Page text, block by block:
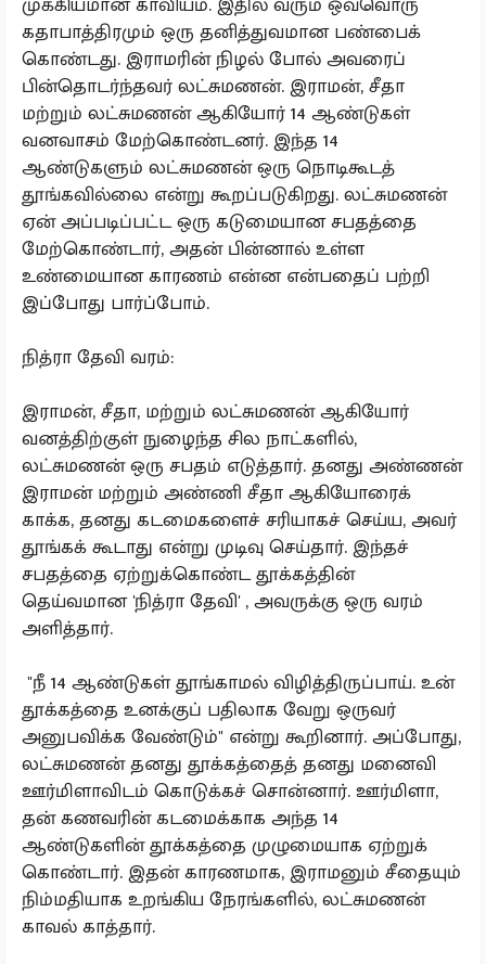
கதாபாத்திரமும் ஒரு தனித்துவமான பண்பைக்
கொண்டது. இராமரின் நிழல் போல் அவரைப்
பின்தொடர்ந்தவர் லட்சுமணன். இராமன், சீதா
மற்றும் லட்சுமணன் ஆகியோர் 14 ஆண்டுகள்
வனவாசம் மேற்கொண்டனர். இந்த 14
ஆண்டுகளும் லட்சுமணன் ஒரு நொடிகூடத்
தூங்கவில்லை என்று கூறப்படுகிறது. லட்சுமணன்
ஏன் அப்படிப்பட்ட ஒரு கடுமையான சபதத்தை
மேற்கொண்டார், அதன் பின்னால் உள்ள
உண்மையான காரணம் என்ன என்பதைப் பற்றி
இப்போது பார்ப்போம்.
நித்ரா தேவி வரம்:
இராமன், சீதா, மற்றும் லட்சுமணன் ஆகியோர்
வனத்திற்குள் நுழைந்த சில நாட்களில்,
லட்சுமணன் ஒரு சபதம் எடுத்தார். தனது அண்ணன்
இராமன் மற்றும் அண்ணி சீதா ஆகியோரைக்
காக்க, தனது கடமைகளைச் சரியாகச் செய்ய, அவர்
தூங்கக் கூடாது என்று முடிவு செய்தார். இந்தச்
சபதத்தை ஏற்றுக்கொண்ட தூக்கத்தின்
தெய்வமான 'நித்ரா தேவி' , அவருக்கு ஒரு வரம்
அளித்தார்.
"நீ 14 ஆண்டுகள் தூங்காமல் விழித்திருப்பாய். உன்
தூக்கத்தை உனக்குப் பதிலாக வேறு ஒருவர்
அனுபவிக்க வேண்டும்" என்று கூறினார். அப்போது,
லட்சுமணன் தனது தூக்கத்தைத் தனது மனைவி
ஊர்மிளாவிடம் கொடுக்கச் சொன்னார். ஊர்மிளா,
தன் கணவரின் கடமைக்காக அந்த 14
ஆண்டுகளின் தூக்கத்தை முழுமையாக ஏற்றுக்
கொண்டார். இதன் காரணமாக, இராமனும் சீதையும்
நிம்மதியாக உறங்கிய நேரங்களில், லட்சுமணன்
காவல் காத்தார்.